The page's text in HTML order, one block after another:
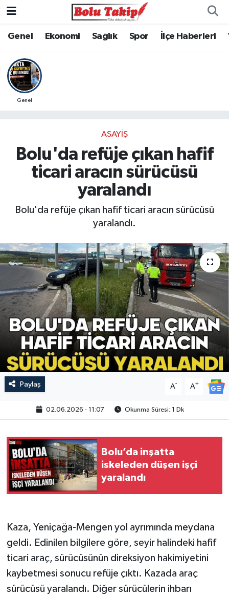
Genel Ekonomi Sağlık Spor İlçe Haberleri
Genel
ASAYIŞ
Bolu'da refüje çıkan hafif
ticari aracın sürücüsü
yaralandı
Bolu'da refüje çıkan hafif ticari aracın sürücüsü
yaralandı.
Paylaş A- A+
02.06.2026 - 11:07 Okunma Süresi: 1 Dk
Bolu’da inşatta
iskeleden düşen işçi
yaralandı
Kaza, Yeniçağa-Mengen yol ayrımında meydana
geldi. Edinilen bilgilere göre, seyir halindeki hafif
ticari araç, sürücüsünün direksiyon hakimiyetini
kaybetmesi sonucu refüje çıktı. Kazada araç
sürücüsü yaralandı. Diğer sürücülerin ihbarı